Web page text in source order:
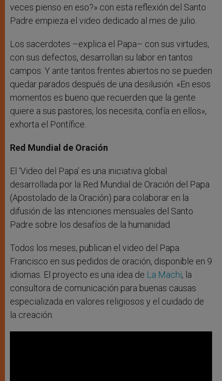
veces pienso en eso?» con esta reflexión del Santo
Padre empieza el video dedicado al mes de julio.
Los sacerdotes –explica el Papa– con sus virtudes,
con sus defectos, desarrollan su labor en tantos
campos. Y ante tantos frentes abiertos no se pueden
quedar parados después de una desilusión. «En esos
momentos es bueno que recuerden que la gente
quiere a sus pastores, los necesita, confía en ellos»,
exhorta el Pontífice.
Red Mundial de Oración
El ‘Video del Papa’ es una iniciativa global
desarrollada por la Red Mundial de Oración del Papa
(Apostolado de la Oración) para colaborar en la
difusión de las intenciones mensuales del Santo
Padre sobre los desafíos de la humanidad.
Todos los meses, publican el video del Papa
Francisco en sus pedidos de oración, disponible en 9
idiomas. El proyecto es una idea de La Machi, la
consultora de comunicación para buenas causas
especializada en valores religiosos y el cuidado de
la creación.